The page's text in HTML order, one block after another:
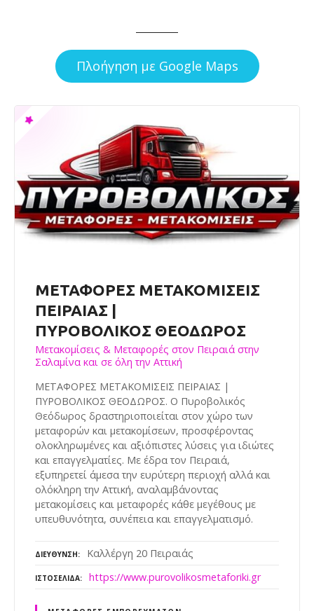
Πλοήγηση με Google Maps
ΜΕΤΑΦΟΡΕΣ ΜΕΤΑΚΟΜΙΣΕΙΣ
ΠΕΙΡΑΙΑΣ |
ΠΥΡΟΒΟΛΙΚΟΣ ΘΕΟΔΩΡΟΣ
Μετακομίσεις & Μεταφορές στον Πειραιά στην
Σαλαμίνα και σε όλη την Αττική
ΜΕΤΑΦΟΡΕΣ ΜΕΤΑΚΟΜΙΣΕΙΣ ΠΕΙΡΑΙΑΣ |
ΠΥΡΟΒΟΛΙΚΟΣ ΘΕΟΔΩΡΟΣ. Ο Πυροβολικός
Θεόδωρος δραστηριοποιείται στον χώρο των
μεταφορών και μετακομίσεων, προσφέροντας
ολοκληρωμένες και αξιόπιστες λύσεις για ιδιώτες
και επαγγελματίες. Με έδρα τον Πειραιά,
εξυπηρετεί άμεσα την ευρύτερη περιοχή αλλά και
ολόκληρη την Αττική, αναλαμβάνοντας
μετακομίσεις και μεταφορές κάθε μεγέθους με
υπευθυνότητα, συνέπεια και επαγγελματισμό.
ΔΙΕΎΘΥΝΣΗ Καλλέργη 20 Πειραιάς
ΙΣΤΟΣΕΛΊΔΑ https://www.purovolikosmetaforiki.gr